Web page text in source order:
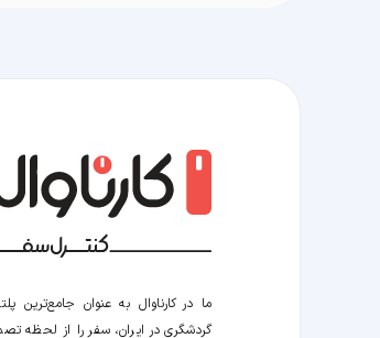
ما در کارناوال به عنوان جامع‌ترین
گردشگری در ایران، سفر را از لحظه‌